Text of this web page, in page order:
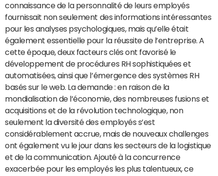
connaissance de la personnalité de leurs employés
fournissait non seulement des informations intéressantes
pour les analyses psychologiques, mais qu’elle était
également essentielle pour la réussite de l’entreprise. A
cette époque, deux facteurs clés ont favorisé le
développement de procédures RH sophistiquées et
automatisées, ainsi que l’émergence des systèmes RH
basés sur le web. La demande : en raison de la
mondialisation de l’économie, des nombreuses fusions et
acquisitions et de la révolution technologique, non
seulement la diversité des employés s’est
considérablement accrue, mais de nouveaux challenges
ont également vu le jour dans les secteurs de la logistique
et de la communication. Ajouté à la concurrence
exacerbée pour les employés les plus talentueux, ce